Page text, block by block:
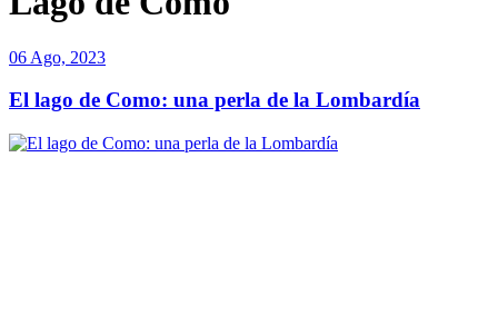
06 Ago, 2023
El lago de Como: una perla de la Lombardía